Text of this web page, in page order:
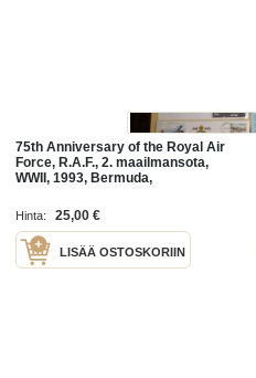
75th Anniversary of the Royal Air
Force, R.A.F., 2. maailmansota,
WWII, 1993, Bermuda,
kuoressa Wing Commander Jeff
Bullen,
Hinta: 25,00 €
LISÄÄ OSTOSKORIIN